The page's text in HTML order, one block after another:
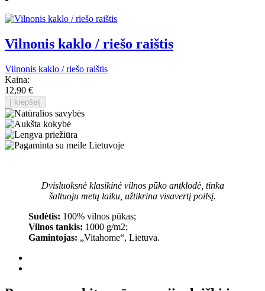
Vilnonis kaklo / riešo raištis
Vilnonis kaklo / riešo raištis
Kaina:
12,90 €
Į krepšelį
Dvisluoksnė klasikinė vilnos pūko antklodė, tinka
šaltuoju metų laiku, užtikrina visavertį poilsį.
Sudėtis: 100% vilnos pūkas;
Vilnos tankis: 1000 g/m2;
Gamintojas: „Vitahome“, Lietuva.